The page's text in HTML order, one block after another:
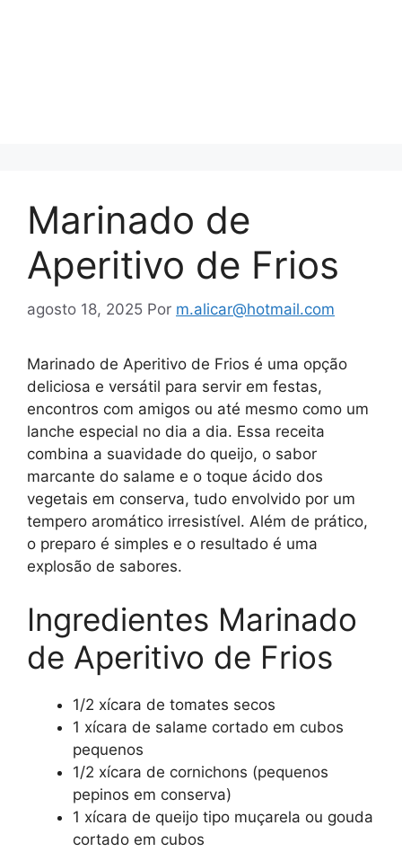
Marinado de
Aperitivo de Frios
agosto 18, 2025 Por m.alicar@hotmail.com
Marinado de Aperitivo de Frios é uma opção
deliciosa e versátil para servir em festas,
encontros com amigos ou até mesmo como um
lanche especial no dia a dia. Essa receita
combina a suavidade do queijo, o sabor
marcante do salame e o toque ácido dos
vegetais em conserva, tudo envolvido por um
tempero aromático irresistível. Além de prático,
o preparo é simples e o resultado é uma
explosão de sabores.
Ingredientes Marinado
de Aperitivo de Frios
1/2 xícara de tomates secos
1 xícara de salame cortado em cubos
pequenos
1/2 xícara de cornichons (pequenos
pepinos em conserva)
1 xícara de queijo tipo muçarela ou gouda
cortado em cubos